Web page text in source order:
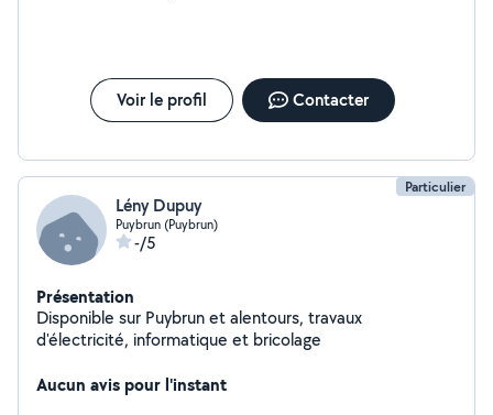
Voir le profil Contacter
Particulier
Lény Dupuy
Puybrun (Puybrun)
-/5
Présentation
Disponible sur Puybrun et alentours, travaux
d'électricité, informatique et bricolage
Aucun avis pour l'instant